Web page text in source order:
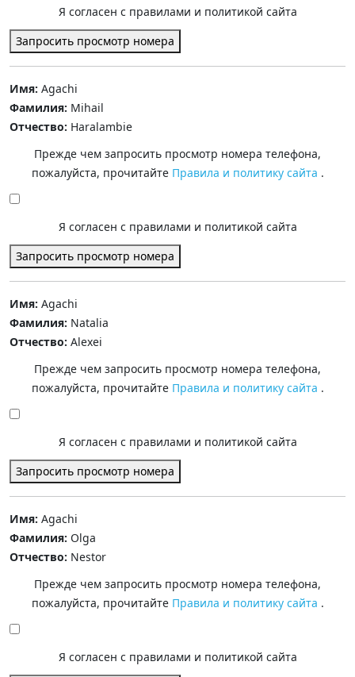
Я согласен с правилами и политикой сайта
Запросить просмотр номера
Имя: Agachi
Фамилия: Mihail
Отчество: Haralambie
Прежде чем запросить просмотр номера телефона,
пожалуйста, прочитайте Правила и политику сайта .
Я согласен с правилами и политикой сайта
Запросить просмотр номера
Имя: Agachi
Фамилия: Natalia
Отчество: Alexei
Прежде чем запросить просмотр номера телефона,
пожалуйста, прочитайте Правила и политику сайта .
Я согласен с правилами и политикой сайта
Запросить просмотр номера
Имя: Agachi
Фамилия: Olga
Отчество: Nestor
Прежде чем запросить просмотр номера телефона,
пожалуйста, прочитайте Правила и политику сайта .
Я согласен с правилами и политикой сайта